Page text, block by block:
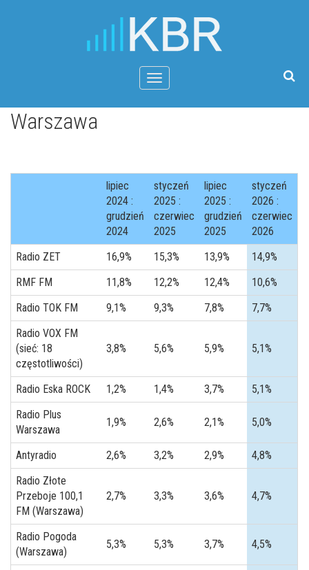
Menu
Warszawa
lipiec
2024 :
grudzień
2024
styczeń
2025 :
czerwiec
2025
lipiec
2025 :
grudzień
2025
styczeń
2026 :
czerwiec
2026
Radio ZET
16,9% 15,3% 13,9%
14,9%
RMF FM
11,8% 12,2% 12,4%
10,6%
Radio TOK FM
9,1% 9,3% 7,8%
7,7%
Radio VOX FM
(sieć: 18
częstotliwości)
3,8% 5,6% 5,9% 5,1%
Radio Eska ROCK 1,2% 1,4% 3,7%
5,1%
Radio Plus
Warszawa
1,9% 2,6% 2,1% 5,0%
Antyradio 2,6% 3,2% 2,9%
4,8%
Radio Złote
Przeboje 100,1
FM (Warszawa)
2,7% 3,3% 3,6% 4,7%
Radio Pogoda
(Warszawa)
5,3% 5,3% 3,7% 4,5%